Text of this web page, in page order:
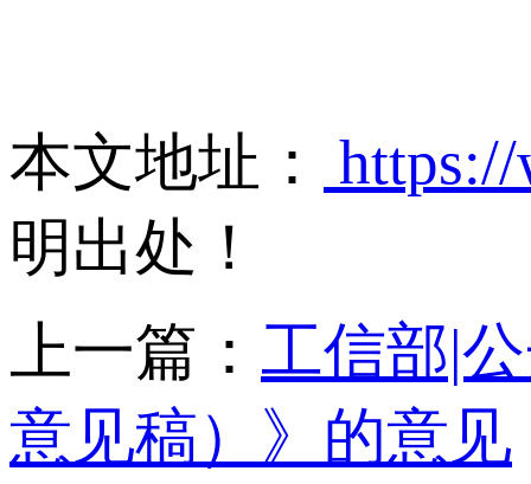
本文地址：
明出处！
上一篇： 工信部|
意见稿）》的意见